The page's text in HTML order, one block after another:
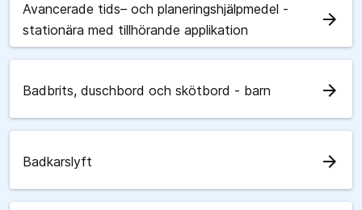
Avancerade tids– och planeringshjälpmedel -
stationära med tillhörande applikation
arrow_forward
Badbrits, duschbord och skötbord - barn arrow_forward
Badkarslyft arrow_forward